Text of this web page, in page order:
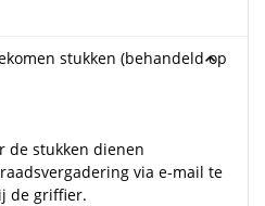
stukken (behandeld op
de stukken dienen
via e-mail te
de griffier.